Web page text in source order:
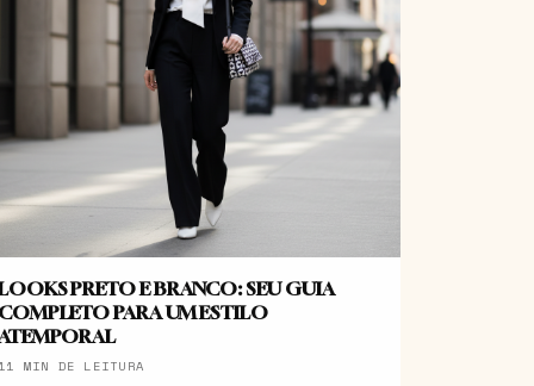
PRETO E BRANCO: SEU GUIA
PARA UM ESTILO
MIN DE LEITURA